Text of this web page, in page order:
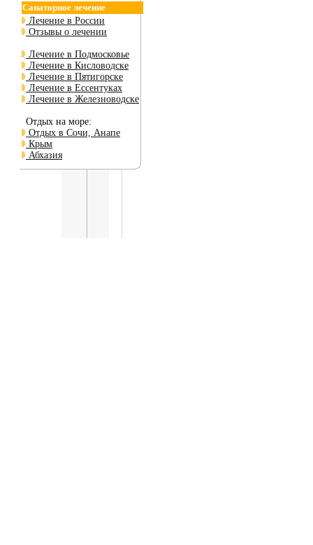
Санаторное лечение
Лечение в России
Отзывы о лечении
Лечение в Подмосковье
Лечение в Кисловодске
Лечение в Пятигорске
Лечение в Ессентуках
Лечение в Железноводске
Отдых на море:
Отдых в Сочи, Анапе
Крым
Абхазия